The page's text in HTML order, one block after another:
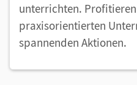
unterrichten.
praxisorientierten
spannenden Aktionen.